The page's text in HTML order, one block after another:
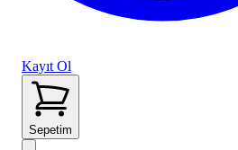
Kayıt Ol
Sepetim